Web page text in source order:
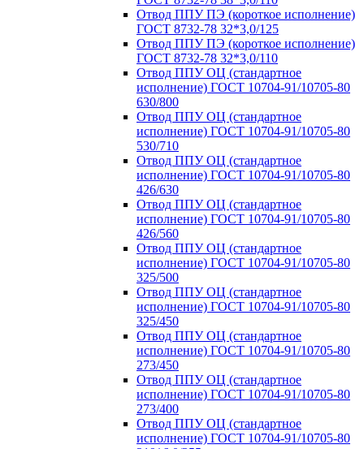
Отвод ППУ ПЭ (короткое исполнение)
ГОСТ 8732-78 32*3,0/125
Отвод ППУ ПЭ (короткое исполнение)
ГОСТ 8732-78 32*3,0/110
Отвод ППУ ОЦ (стандартное
исполнение) ГОСТ 10704-91/10705-80
630/800
Отвод ППУ ОЦ (стандартное
исполнение) ГОСТ 10704-91/10705-80
530/710
Отвод ППУ ОЦ (стандартное
исполнение) ГОСТ 10704-91/10705-80
426/630
Отвод ППУ ОЦ (стандартное
исполнение) ГОСТ 10704-91/10705-80
426/560
Отвод ППУ ОЦ (стандартное
исполнение) ГОСТ 10704-91/10705-80
325/500
Отвод ППУ ОЦ (стандартное
исполнение) ГОСТ 10704-91/10705-80
325/450
Отвод ППУ ОЦ (стандартное
исполнение) ГОСТ 10704-91/10705-80
273/450
Отвод ППУ ОЦ (стандартное
исполнение) ГОСТ 10704-91/10705-80
273/400
Отвод ППУ ОЦ (стандартное
исполнение) ГОСТ 10704-91/10705-80